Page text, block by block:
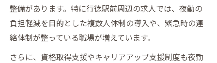
整備があります。特に行徳駅前周辺の求人では、夜勤の
負担軽減を目的とした複数人体制の導入や、緊急時の連
絡体制が整っている職場が増えています。
さらに、資格取得支援やキャリアアップ支援制度も夜勤